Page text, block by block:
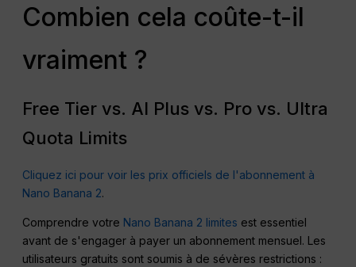
Combien cela coûte-t-il
vraiment ?
Free Tier vs. AI Plus vs. Pro vs. Ultra
Quota Limits
Cliquez ici pour voir les prix officiels de l'abonnement à
Nano Banana 2.
Comprendre votre Nano Banana 2 limites est essentiel
avant de s'engager à payer un abonnement mensuel. Les
utilisateurs gratuits sont soumis à de sévères restrictions :